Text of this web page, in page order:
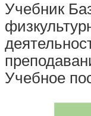
Учебник
Учебное